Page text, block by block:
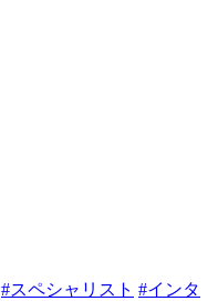
#スペシャリスト #インタ